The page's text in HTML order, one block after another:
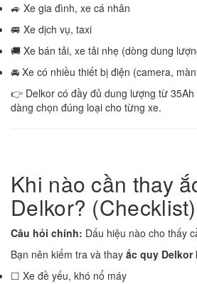
🚙 Xe gia đình, xe cá nhân
🚐 Xe dịch vụ, taxi
🚚 Xe bán tải, xe tải nhẹ (dòng dung
🚘 Xe có nhiều thiết bị điện (camera,
👉 Delkor có đầy đủ dung lượng từ
dàng chọn đúng loại cho từng xe.
Khi nào cần thay
Delkor? (Checklist)
Câu hỏi chính: Dấu hiệu nào cho thấy
Bạn nên kiểm tra và thay ắc quy Delkor
☐ Xe đề yếu, khó nổ máy